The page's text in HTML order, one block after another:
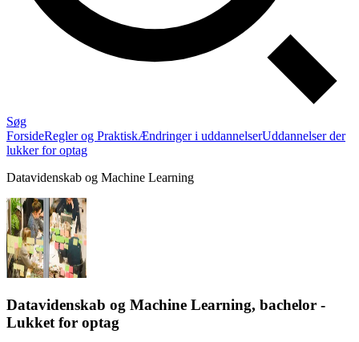
Søg
ForsideRegler og PraktiskÆndringer i uddannelserUddannelser der
lukker for optag
Datavidenskab og Machine Learning
Datavidenskab og Machine Learning, bachelor -
Lukket for optag